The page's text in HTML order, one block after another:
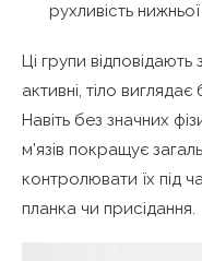
рухливість
Ці групи
активні, тіло виглядає
Навіть без значних
м’язів покращує
контролювати їх під
планка чи присідання.